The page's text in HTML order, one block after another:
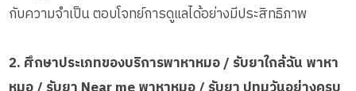
กับความจำเป็น ตอบโจทย์การดูแลได้อย่างมีประสิทธิภาพ
2. ศึกษาประเภทของบริการพาหาหมอ / รับยาใกล้ฉัน พาหา